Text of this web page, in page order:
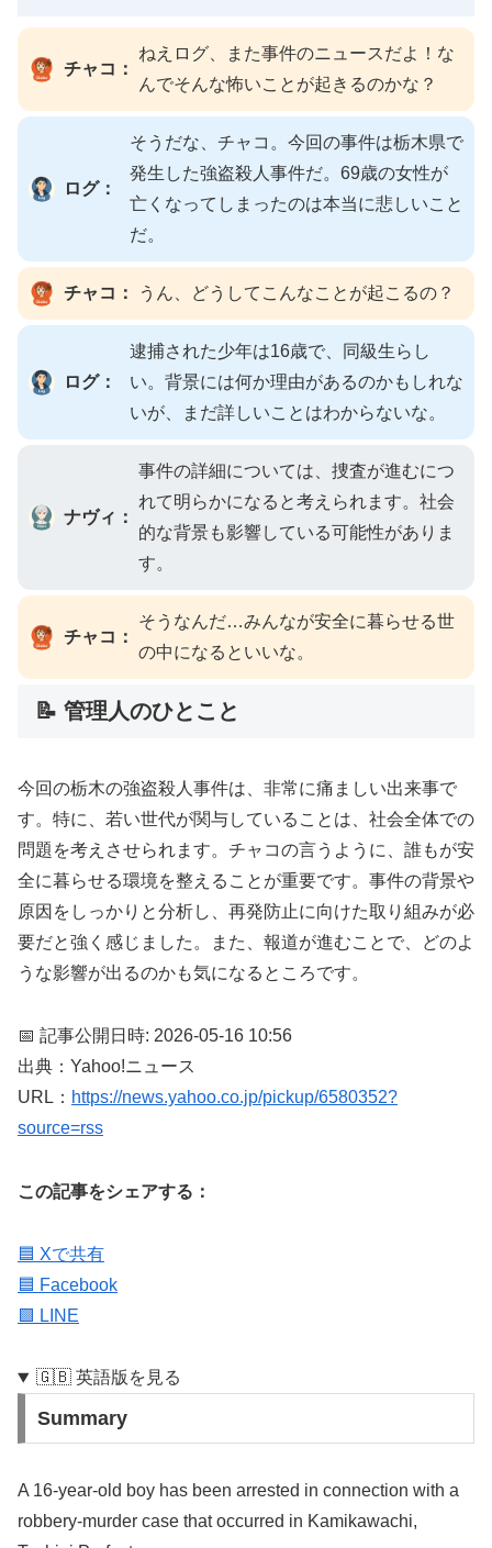
チャコ：
ねえログ、また事件のニュースだよ！な
んでそんな怖いことが起きるのかな？
ログ：
そうだな、チャコ。今回の事件は栃木県で
発生した強盗殺人事件だ。69歳の女性が
亡くなってしまったのは本当に悲しいこと
だ。
チャコ： うん、どうしてこんなことが起こるの？
ログ：
逮捕された少年は16歳で、同級生らし
い。背景には何か理由があるのかもしれな
いが、まだ詳しいことはわからないな。
ナヴィ：
事件の詳細については、捜査が進むにつ
れて明らかになると考えられます。社会
的な背景も影響している可能性がありま
す。
チャコ：
そうなんだ…みんなが安全に暮らせる世
の中になるといいな。
📝 管理人のひとこと
今回の栃木の強盗殺人事件は、非常に痛ましい出来事で
す。特に、若い世代が関与していることは、社会全体での
問題を考えさせられます。チャコの言うように、誰もが安
全に暮らせる環境を整えることが重要です。事件の背景や
原因をしっかりと分析し、再発防止に向けた取り組みが必
要だと強く感じました。また、報道が進むことで、どのよ
うな影響が出るのかも気になるところです。
📅 記事公開日時: 2026-05-16 10:56
出典：Yahoo!ニュース
URL： https://news.yahoo.co.jp/pickup/6580352?
source=rss
この記事をシェアする：
🟦 Xで共有
🟦 Facebook
🟩 LINE
🇬🇧 英語版を見る
Summary
A 16-year-old boy has been arrested in connection with a
robbery-murder case that occurred in Kamikawachi,